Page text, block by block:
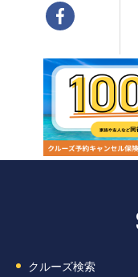
クルーズ検索